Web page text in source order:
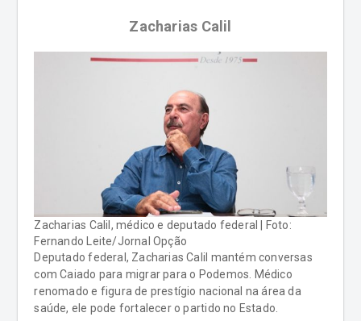
Zacharias Calil
Zacharias Calil, médico e deputado federal | Foto:
Fernando Leite/Jornal Opção
Deputado federal, Zacharias Calil mantém conversas
com Caiado para migrar para o Podemos. Médico
renomado e figura de prestígio nacional na área da
saúde, ele pode fortalecer o partido no Estado.